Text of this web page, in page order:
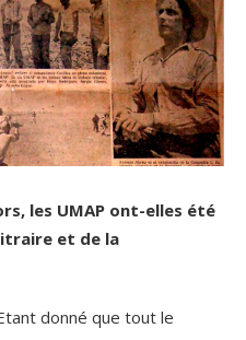
les UMAP ont-elles été
et de la
donné que tout le